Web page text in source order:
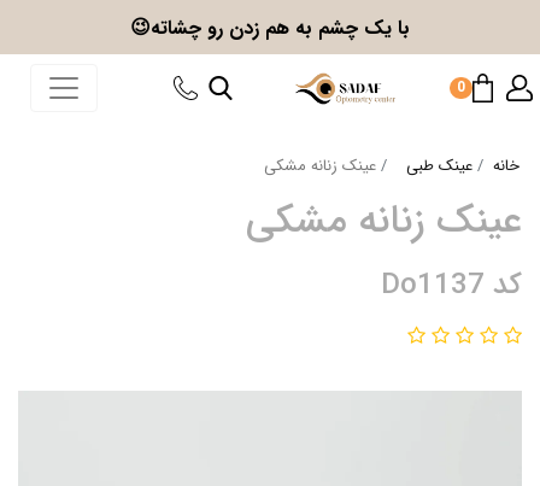
با یک چشم به هم زدن رو چشاته😉
0
خانه عینک طبی عینک زنانه مشکی
عینک زنانه مشکی
کد Do1137